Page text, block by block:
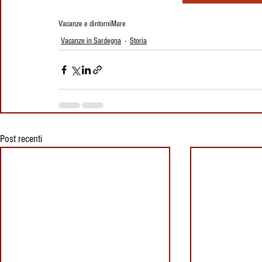
Vacanze e dintorniMare
Vacanze in Sardegna
Storia
Post recenti